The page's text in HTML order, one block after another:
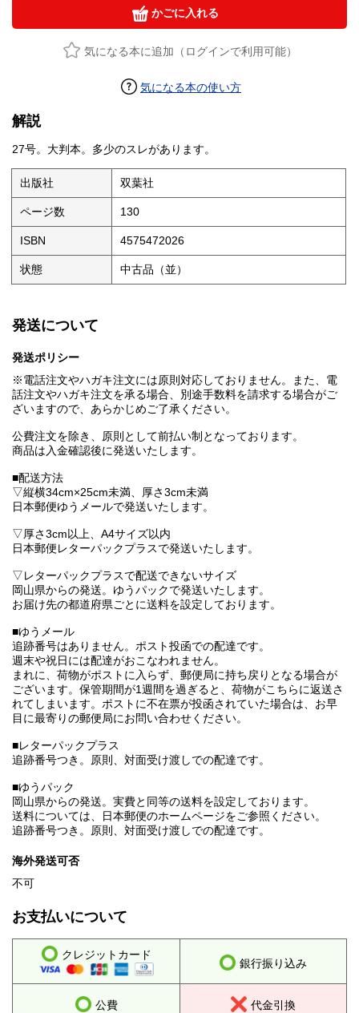
かごに入れる
気になる本に追加（ログインで利用可能）
気になる本の使い方
解説
27号。大判本。多少のスレがあります。
出版社 双葉社
ページ数 130
ISBN 4575472026
状態 中古品（並）
発送について
発送ポリシー
※電話注文やハガキ注文には原則対応しておりません。また、電
話注文やハガキ注文を承る場合、別途手数料を請求する場合がご
ざいますので、あらかじめご了承ください。
公費注文を除き、原則として前払い制となっております。
商品は入金確認後に発送いたします。
■配送方法
▽縦横34cm×25cm未満、厚さ3cm未満
日本郵便ゆうメールで発送いたします。
▽厚さ3cm以上、A4サイズ以内
日本郵便レターパックプラスで発送いたします。
▽レターパックプラスで配送できないサイズ
岡山県からの発送。ゆうパックで発送いたします。
お届け先の都道府県ごとに送料を設定しております。
■ゆうメール
追跡番号はありません。ポスト投函での配達です。
週末や祝日には配達がおこなわれません。
まれに、荷物がポストに入らず、郵便局に持ち戻りとなる場合が
ございます。保管期間が1週間を過ぎると、荷物がこちらに返送さ
れてしまいます。ポストに不在票が投函されていた場合は、お早
目に最寄りの郵便局にお問い合わせください。
■レターパックプラス
追跡番号つき。原則、対面受け渡しでの配達です。
■ゆうパック
岡山県からの発送。実費と同等の送料を設定しております。
送料については、日本郵便のホームページをご参照ください。
追跡番号つき。原則、対面受け渡しでの配達です。
海外発送可否
不可
お支払いについて
クレジットカード
銀行振り込み
公費 代金引換